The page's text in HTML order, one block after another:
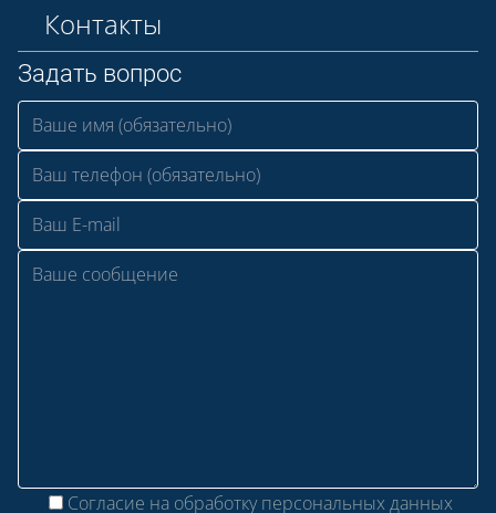
Контакты
Задать вопрос
Согласие на обработку персональных данных